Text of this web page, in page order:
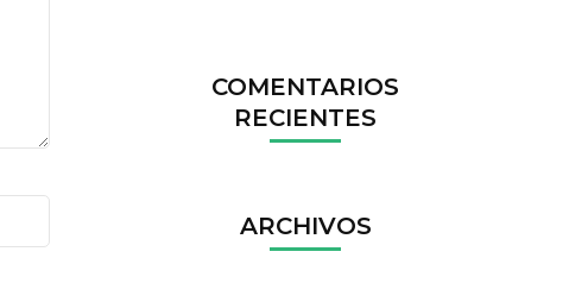
COMENTARIOS
RECIENTES
ARCHIVOS